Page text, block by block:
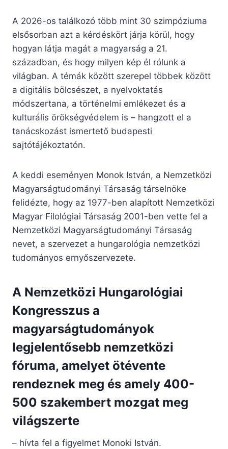
A 2026-os találkozó több mint 30 szimpóziuma
elsősorban azt a kérdéskört járja körül, hogy
hogyan látja magát a magyarság a 21.
században, és hogy milyen kép él rólunk a
világban. A témák között szerepel többek között
a digitális bölcsészet, a nyelvoktatás
módszertana, a történelmi emlékezet és a
kulturális örökségvédelem is – hangzott el a
tanácskozást ismertető budapesti
sajtótájékoztatón.
A keddi eseményen Monok István, a Nemzetközi
Magyarságtudományi Társaság társelnöke
felidézte, hogy az 1977-ben alapított Nemzetközi
Magyar Filológiai Társaság 2001-ben vette fel a
Nemzetközi Magyarságtudományi Társaság
nevet, a szervezet a hungarológia nemzetközi
tudományos ernyőszervezete.
A Nemzetközi Hungarológiai
Kongresszus a
magyarságtudományok
legjelentősebb nemzetközi
fóruma, amelyet ötévente
rendeznek meg és amely 400-
500 szakembert mozgat meg
világszerte
– hívta fel a figyelmet Monoki István.